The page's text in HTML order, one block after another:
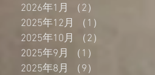
2026年1月
（2）
2025年12月
（1）
2025年10月
（2）
2025年9月
（1）
2025年8月
（9）